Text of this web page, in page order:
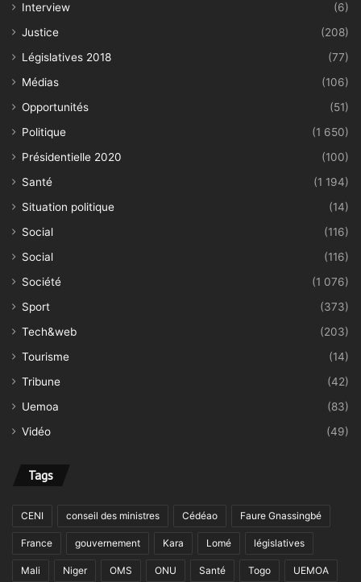
Interview
(6)
Justice
(208)
Législatives 2018
(77)
Médias
(106)
Opportunités
(51)
Politique
(1 650)
Présidentielle 2020
(100)
Santé
(1 194)
Situation politique
(14)
Social
(116)
Social
(116)
Société
(1 076)
Sport
(373)
Tech&web
(203)
Tourisme
(14)
Tribune
(42)
Uemoa
(83)
Vidéo
(49)
Tags
CENI conseil des ministres Cédéao Faure Gnassingbé
France gouvernement Kara Lomé législatives
Mali Niger OMS ONU Santé Togo UEMOA